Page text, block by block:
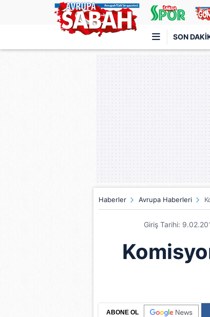
SON
Türkiye'nin en iyi haber sitesi
Haberler Avrupa Haberleri
Giriş Tarihi:
ABONE OL